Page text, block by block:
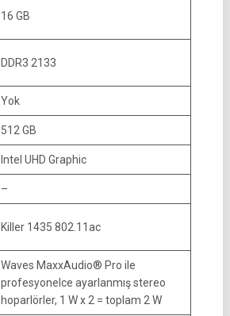
16 GB
DDR3 2133
Yok
512 GB
Intel UHD Graphic
–
Killer 1435 802.11ac
Waves MaxxAudio® Pro ile
profesyonelce ayarlanmış stereo
hoparlörler, 1 W x 2 = toplam 2 W